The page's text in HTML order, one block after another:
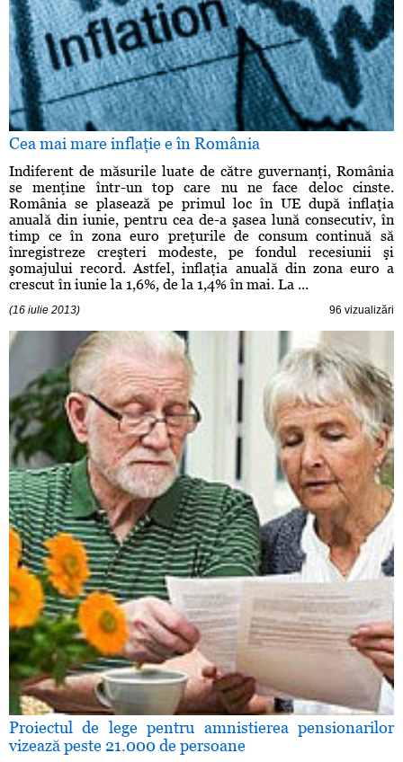
Cea mai mare inflaţie e în România
Indiferent de măsurile luate de către guvernanţi, România
se menţine într-un top care nu ne face deloc cinste.
România se plasează pe primul loc în UE după inflaţia
anuală din iunie, pentru cea de-a şasea lună consecutiv, în
timp ce în zona euro preţurile de consum continuă să
înregistreze creşteri modeste, pe fondul recesiunii şi
şomajului record. Astfel, inflaţia anuală din zona euro a
crescut în iunie la 1,6%, de la 1,4% în mai. La ...
(16 iulie 2013) 96 vizualizări
Proiectul de lege pentru amnistierea pensionarilor
vizează peste 21.000 de persoane